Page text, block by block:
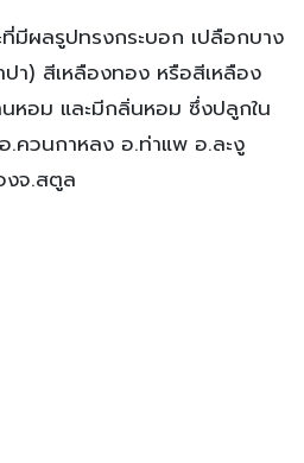
มีผลรูปทรงกระบอก เปลือกบาง
า) สีเหลืองทอง หรือสีเหลือง
หอม และมีกลิ่นหอม ซึ่งปลูกใน
ควนกาหลง อ.ท่าแพ อ.ละงู
งจ.สตูล